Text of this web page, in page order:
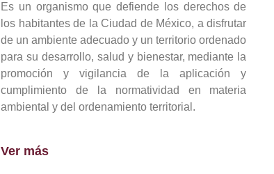
Es un organismo que defiende los derechos de
los habitantes de la Ciudad de México, a disfrutar
de un ambiente adecuado y un territorio ordenado
para su desarrollo, salud y bienestar, mediante la
promoción y vigilancia de la aplicación y
cumplimiento de la normatividad en materia
ambiental y del ordenamiento territorial.
Ver más